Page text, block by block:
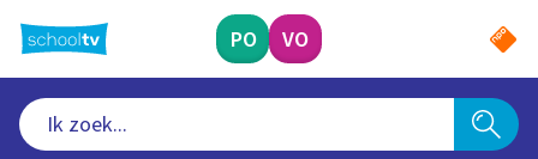
naar
hoofdinhoud
PO VO